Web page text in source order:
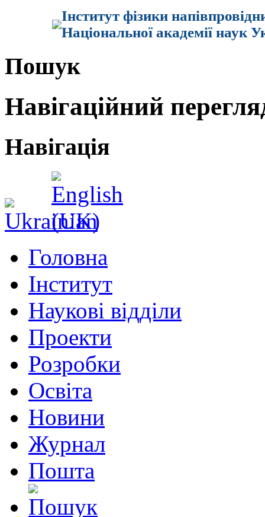
Інститут фізики
Національної академії наук
Пошук
Навігаційний
Навігація
Головна
Інститут
Наукові відділи
Проекти
Розробки
Освіта
Новини
Журнал
Пошта